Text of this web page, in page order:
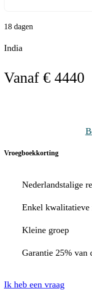
18 dagen
India
Vanaf € 4440
Vroegboekkorting
Nederlandstalige
Enkel kwalitatieve
Kleine groep
Garantie 25% van
Ik heb een vraag